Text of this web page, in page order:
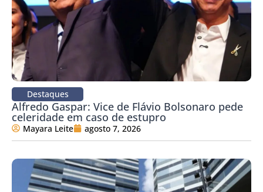
Destaques
Alfredo Gaspar: Vice de Flávio Bolsonaro pede
celeridade em caso de estupro
Mayara Leite agosto 7, 2026